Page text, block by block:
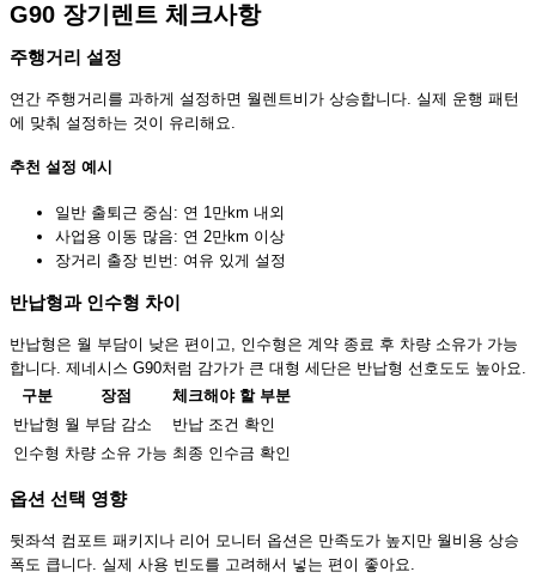
G90 장기렌트 체크사항
주행거리 설정
연간 주행거리를 과하게 설정하면 월렌트비가 상승합니다. 실제 운행 패턴
에 맞춰 설정하는 것이 유리해요.
추천 설정 예시
일반 출퇴근 중심: 연 1만km 내외
사업용 이동 많음: 연 2만km 이상
장거리 출장 빈번: 여유 있게 설정
반납형과 인수형 차이
반납형은 월 부담이 낮은 편이고, 인수형은 계약 종료 후 차량 소유가 가능
합니다. 제네시스 G90처럼 감가가 큰 대형 세단은 반납형 선호도도 높아요.
구분
장점
체크해야 할 부분
반납형 월 부담 감소
반납 조건 확인
인수형 차량 소유 가능 최종 인수금 확인
옵션 선택 영향
뒷좌석 컴포트 패키지나 리어 모니터 옵션은 만족도가 높지만 월비용 상승
폭도 큽니다. 실제 사용 빈도를 고려해서 넣는 편이 좋아요.